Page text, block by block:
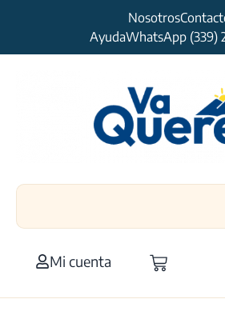
Nosotros
AyudaWhatsApp (339)
Mi cuenta